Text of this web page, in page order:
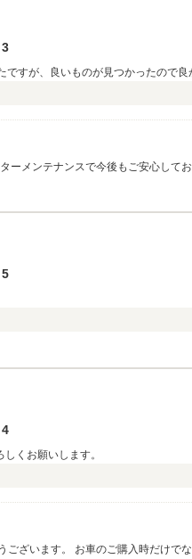
3
すが、良いものが見つかったので良
ーメンテナンスで今後もご安心して
5
4
くお願いします。